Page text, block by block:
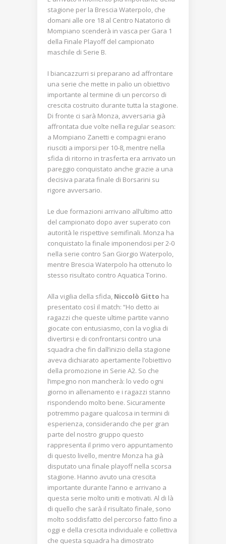
stagione per la Brescia Waterpolo, che
domani alle ore 18 al Centro Natatorio di
Mompiano scenderà in vasca per Gara 1
della Finale Playoff del campionato
maschile di Serie B.
I biancazzurri si preparano ad affrontare
una serie che mette in palio un obiettivo
importante al termine di un percorso di
crescita costruito durante tutta la stagione.
Di fronte ci sarà Monza, avversaria già
affrontata due volte nella regular season:
a Mompiano Zanetti e compagni erano
riusciti a imporsi per 10-8, mentre nella
sfida di ritorno in trasferta era arrivato un
pareggio conquistato anche grazie a una
decisiva parata finale di Borsarini su
rigore avversario.
Le due formazioni arrivano all’ultimo atto
del campionato dopo aver superato con
autorità le rispettive semifinali. Monza ha
conquistato la finale imponendosi per 2-0
nella serie contro San Giorgio Waterpolo,
mentre Brescia Waterpolo ha ottenuto lo
stesso risultato contro Aquatica Torino.
Alla vigilia della sfida, Niccolò Gitto ha
presentato così il match: “Ho detto ai
ragazzi che queste ultime partite vanno
giocate con entusiasmo, con la voglia di
divertirsi e di confrontarsi contro una
squadra che fin dall’inizio della stagione
aveva dichiarato apertamente l’obiettivo
della promozione in Serie A2. So che
l’impegno non mancherà: lo vedo ogni
giorno in allenamento e i ragazzi stanno
rispondendo molto bene. Sicuramente
potremmo pagare qualcosa in termini di
esperienza, considerando che per gran
parte del nostro gruppo questo
rappresenta il primo vero appuntamento
di questo livello, mentre Monza ha già
disputato una finale playoff nella scorsa
stagione. Hanno avuto una crescita
importante durante l’anno e arrivano a
questa serie molto uniti e motivati. Al di là
di quello che sarà il risultato finale, sono
molto soddisfatto del percorso fatto fino a
oggi e della crescita individuale e collettiva
che questa squadra ha dimostrato